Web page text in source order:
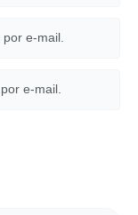
por e-mail.
e-mail.